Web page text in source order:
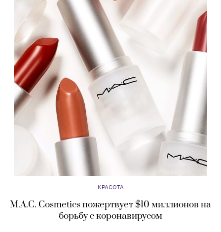
КРАСОТА
M.A.C. Cosmetics пожертвует $10 миллионов на
борьбу с коронавирусом